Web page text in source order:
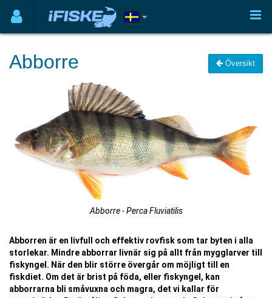
Abborre Översikt
Abborre - Perca Fluviatilis
Abborren är en livfull och effektiv rovfisk som tar byten i alla
storlekar. Mindre abborrar livnär sig på allt från mygglarver till
fiskyngel. När den blir större övergår om möjligt till en
fiskdiet. Om det är brist på föda, eller fiskyngel, kan
abborrarna bli småvuxna och magra, det vi kallar för